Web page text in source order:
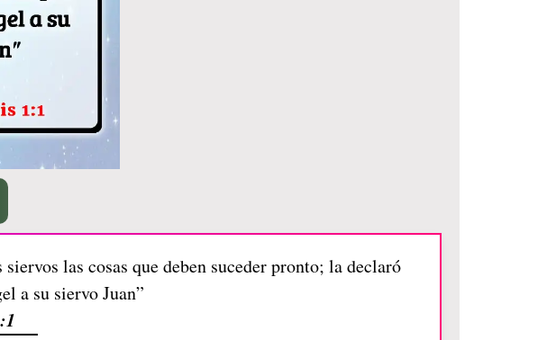
las cosas que deben suceder pronto; la declaró
a su siervo Juan”